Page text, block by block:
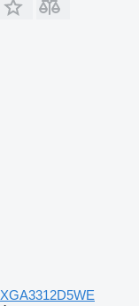
XGA3312D5WE